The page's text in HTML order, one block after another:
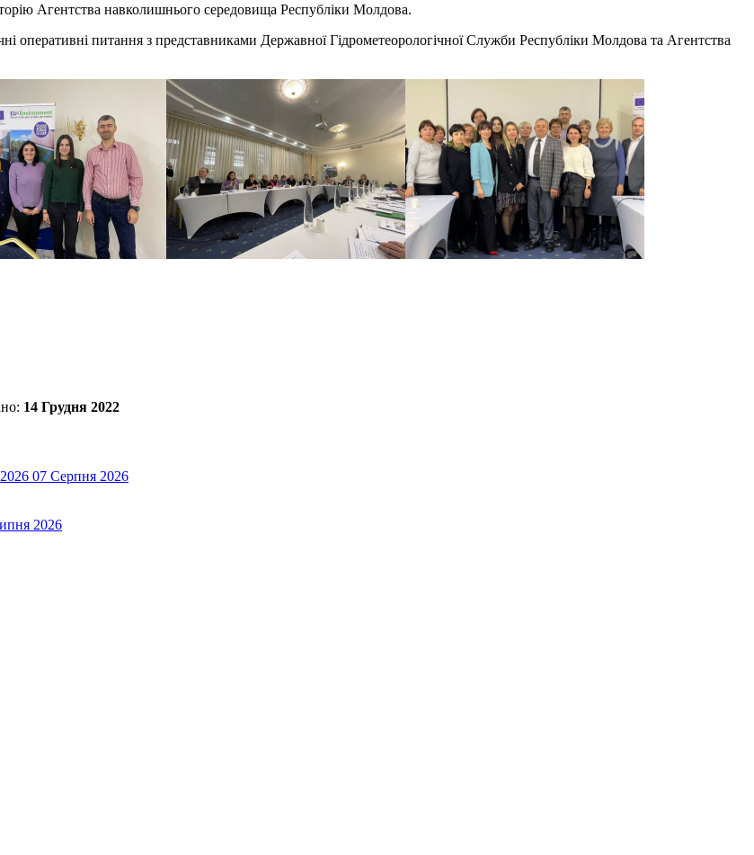
Агентства навколишнього середовища Республіки Молдова.
оперативні питання з представниками Державної Гідрометеорологічної Служби Республіки Молдова та Агентства
14 Грудня 2022
07 Серпня 2026
2026